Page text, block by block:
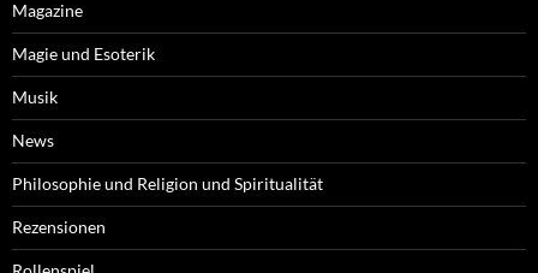
Magazine
Magie und Esoterik
Musik
News
Philosophie und Religion und Spiritualität
Rezensionen